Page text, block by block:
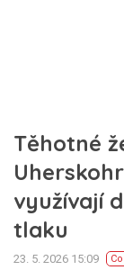
Těhotné
využívají
tlaku
23. 5. 2026 15:09